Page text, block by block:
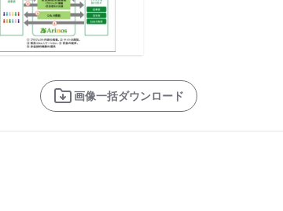
画像一括ダウンロード